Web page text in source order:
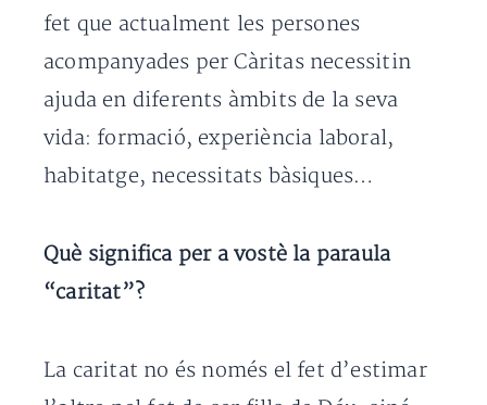
fet que actualment les persones
acompanyades per Càritas necessitin
ajuda en diferents àmbits de la seva
vida: formació, experiència laboral,
habitatge, necessitats bàsiques…
Què significa per a vostè la paraula
“caritat”?
La caritat no és només el fet d’estimar